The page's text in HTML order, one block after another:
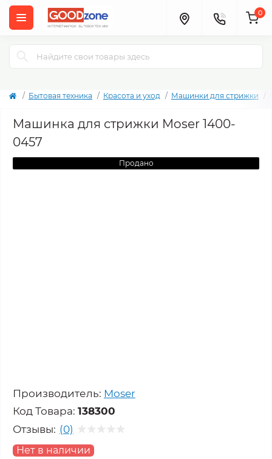
0
Бытовая техника Красота и уход Машинки для стрижки
Машинка для стрижки Moser 1400-
0457
Продано
Производитель: Moser
Код Товара: 138300
Отзывы: (0)
Нет в наличии